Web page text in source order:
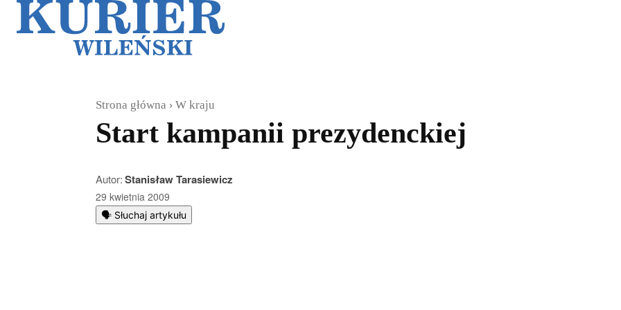
Strona główna W kraju
Start kampanii prezydenckiej
Autor:Stanisław Tarasiewicz
29 kwietnia 2009
🗣️ Słuchaj artykułu